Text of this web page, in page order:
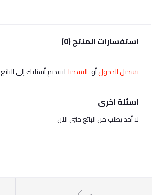
استفسارات المنتج (0)
تسجيل الدخولأو التسجيللتقديم أسئلتك إلى البائع
اسئلة اخرى
لا أحد يطلب من البائع حتى الآن